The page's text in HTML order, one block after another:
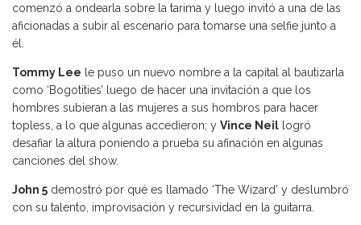
comenzó a ondearla sobre la tarima y luego invitó a una de las
aficionadas a subir al escenario para tomarse una selfie junto a
él.
Tommy Lee le puso un nuevo nombre a la capital al bautizarla
como ‘Bogotities’ luego de hacer una invitación a que los
hombres subieran a las mujeres a sus hombros para hacer
topless, a lo que algunas accedieron; y Vince Neil logró
desafiar la altura poniendo a prueba su afinación en algunas
canciones del show.
John 5 demostró por qué es llamado ‘The Wizard’ y deslumbró
con su talento, improvisación y recursividad en la guitarra.